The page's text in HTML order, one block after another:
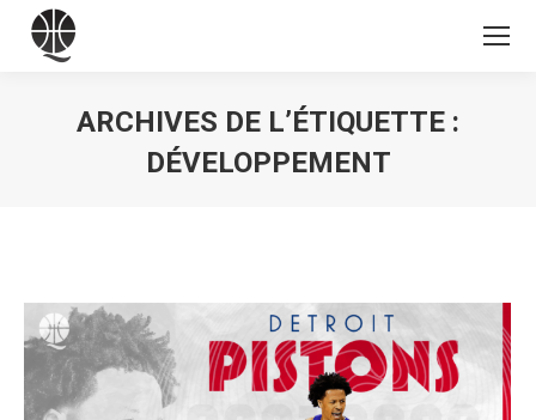
ARCHIVES DE L’ÉTIQUETTE :
DÉVELOPPEMENT